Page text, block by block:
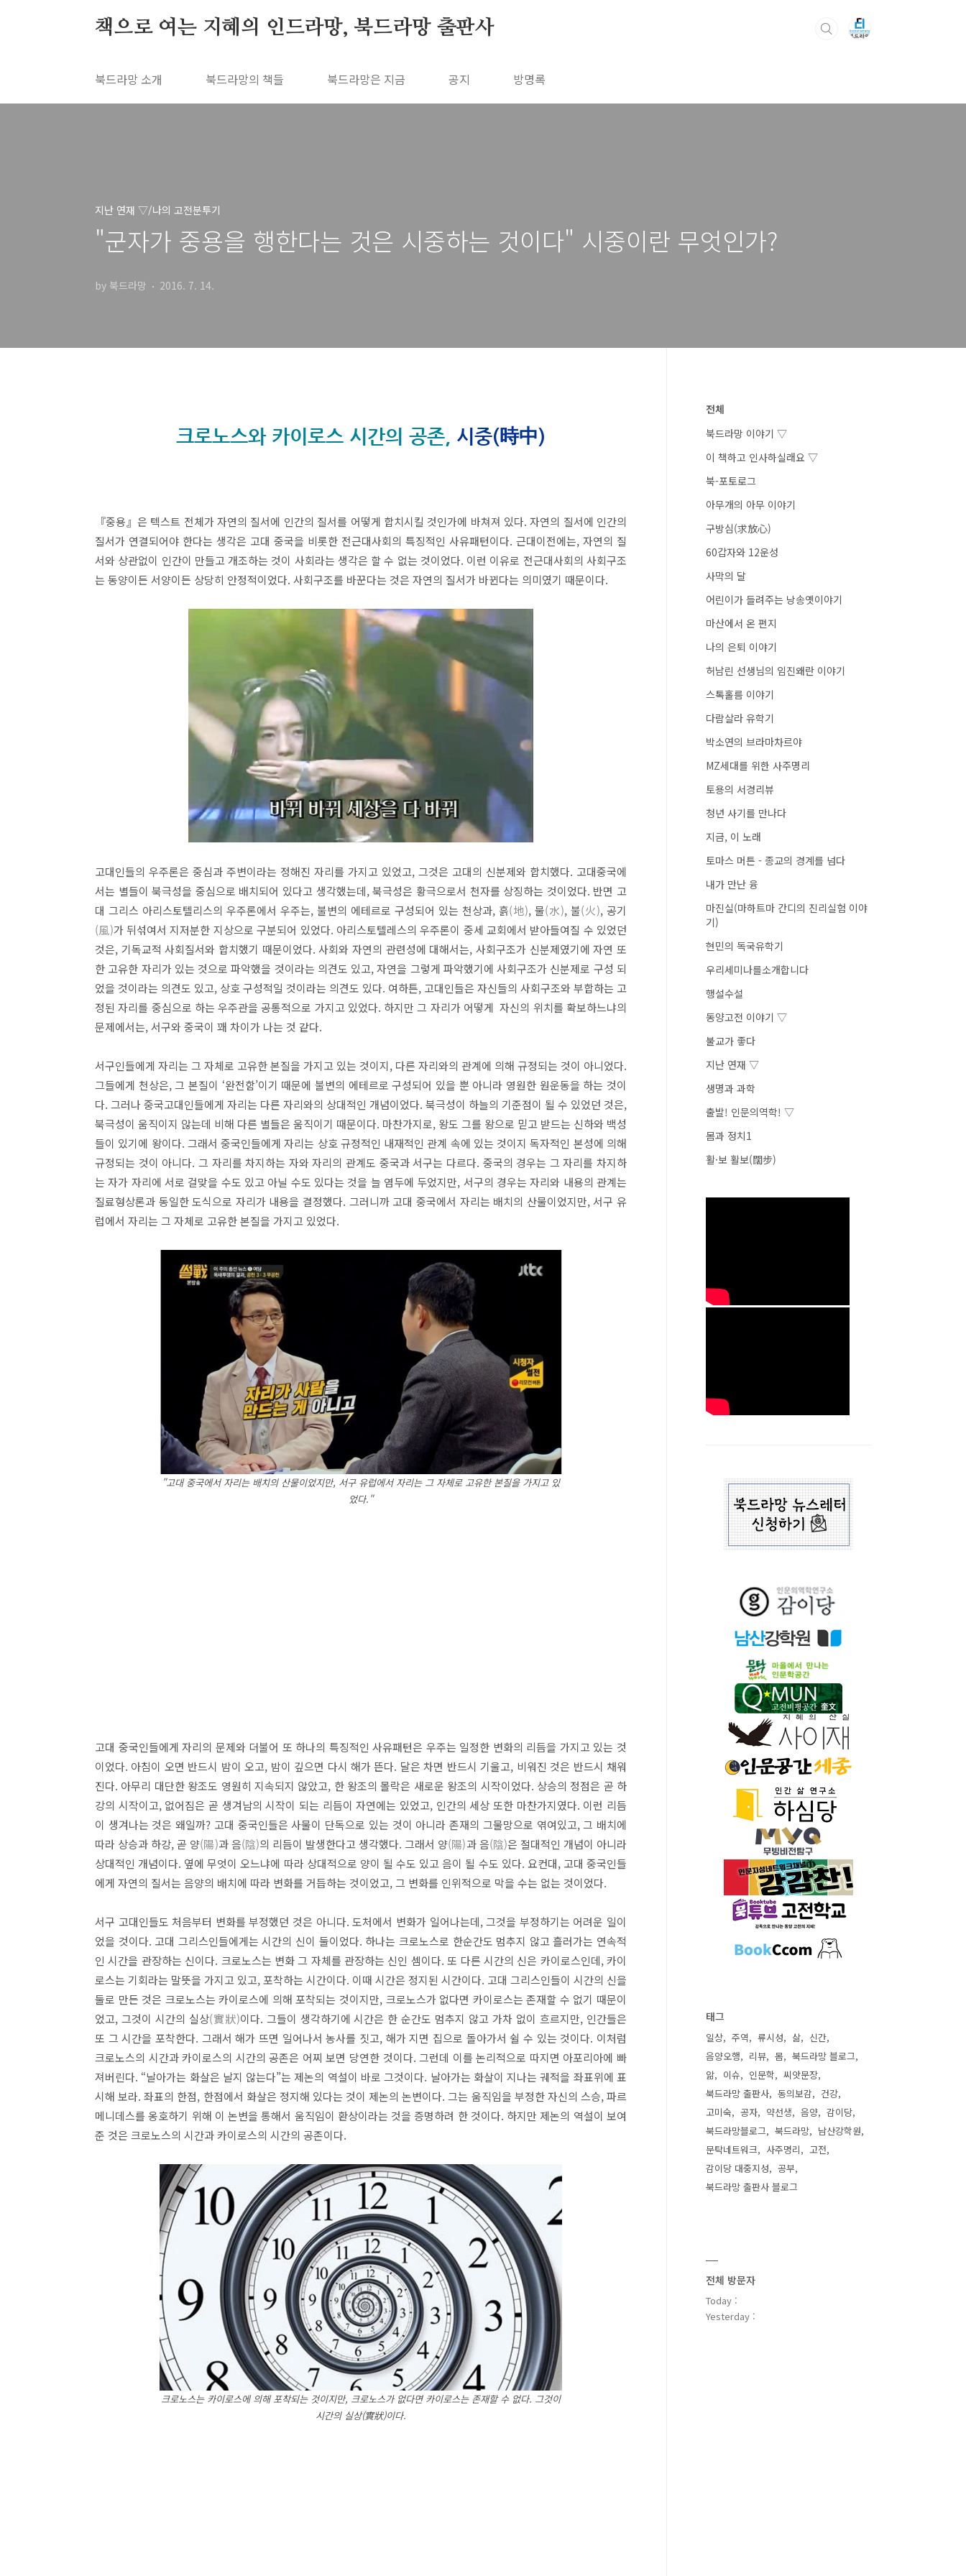
책으로 여는 지혜의 인드라망, 북드라망 출판사
북드라망 소개 북드라망의 책들 북드라망은 지금 공지 방명록
지난 연재 ▽/나의 고전분투기
"군자가 중용을 행한다는 것은 시중하는 것이다" 시중이란 무엇인가?
by 북드라망 2016. 7. 14.
크로노스와 카이로스 시간의 공존, 시중(時中)
『중용』은 텍스트 전체가 자연의 질서에 인간의 질서를 어떻게 합치시킬 것인가에 바쳐져 있다. 자연의 질서에 인간의
질서가 연결되어야 한다는 생각은 고대 중국을 비롯한 전근대사회의 특징적인 사유패턴이다. 근대이전에는, 자연의 질
서와 상관없이 인간이 만들고 개조하는 것이 사회라는 생각은 할 수 없는 것이었다. 이런 이유로 전근대사회의 사회구조
는 동양이든 서양이든 상당히 안정적이었다. 사회구조를 바꾼다는 것은 자연의 질서가 바뀐다는 의미였기 때문이다.
고대인들의 우주론은 중심과 주변이라는 정해진 자리를 가지고 있었고, 그것은 고대의 신분제와 합치했다. 고대중국에
서는 별들이 북극성을 중심으로 배치되어 있다고 생각했는데, 북극성은 황극으로서 천자를 상징하는 것이었다. 반면 고
대 그리스 아리스토텔리스의 우주론에서 우주는, 불변의 에테르로 구성되어 있는 천상과, 흙(地), 물(水), 불(火), 공기
(風)가 뒤섞여서 지저분한 지상으로 구분되어 있었다. 아리스토텔레스의 우주론이 중세 교회에서 받아들여질 수 있었던
것은, 기독교적 사회질서와 합치했기 때문이었다. 사회와 자연의 관련성에 대해서는, 사회구조가 신분제였기에 자연 또
한 고유한 자리가 있는 것으로 파악했을 것이라는 의견도 있고, 자연을 그렇게 파악했기에 사회구조가 신분제로 구성 되
었을 것이라는 의견도 있고, 상호 구성적일 것이라는 의견도 있다. 여하튼, 고대인들은 자신들의 사회구조와 부합하는 고
정된 자리를 중심으로 하는 우주관을 공통적으로 가지고 있었다. 하지만 그 자리가 어떻게 자신의 위치를 확보하느냐의
문제에서는, 서구와 중국이 꽤 차이가 나는 것 같다.
서구인들에게 자리는 그 자체로 고유한 본질을 가지고 있는 것이지, 다른 자리와의 관계에 의해 규정되는 것이 아니었다.
그들에게 천상은, 그 본질이 ‘완전함’이기 때문에 불변의 에테르로 구성되어 있을 뿐 아니라 영원한 원운동을 하는 것이
다. 그러나 중국고대인들에게 자리는 다른 자리와의 상대적인 개념이었다. 북극성이 하늘의 기준점이 될 수 있었던 것은,
북극성이 움직이지 않는데 비해 다른 별들은 움직이기 때문이다. 마찬가지로, 왕도 그를 왕으로 믿고 받드는 신하와 백성
들이 있기에 왕이다. 그래서 중국인들에게 자리는 상호 규정적인 내재적인 관계 속에 있는 것이지 독자적인 본성에 의해
규정되는 것이 아니다. 그 자리를 차지하는 자와 자리의 관계도 중국과 서구는 다르다. 중국의 경우는 그 자리를 차지하
는 자가 자리에 서로 걸맞을 수도 있고 아닐 수도 있다는 것을 늘 염두에 두었지만, 서구의 경우는 자리와 내용의 관계는
질료형상론과 동일한 도식으로 자리가 내용을 결정했다. 그러니까 고대 중국에서 자리는 배치의 산물이었지만, 서구 유
럽에서 자리는 그 자체로 고유한 본질을 가지고 있었다.
"고대 중국에서 자리는 배치의 산물이었지만, 서구 유럽에서 자리는 그 자체로 고유한 본질을 가지고 있
었다."
고대 중국인들에게 자리의 문제와 더불어 또 하나의 특징적인 사유패턴은 우주는 일정한 변화의 리듬을 가지고 있는 것
이었다. 아침이 오면 반드시 밤이 오고, 밤이 깊으면 다시 해가 뜬다. 달은 차면 반드시 기울고, 비워진 것은 반드시 채워
진다. 아무리 대단한 왕조도 영원히 지속되지 않았고, 한 왕조의 몰락은 새로운 왕조의 시작이었다. 상승의 정점은 곧 하
강의 시작이고, 없어짐은 곧 생겨남의 시작이 되는 리듬이 자연에는 있었고, 인간의 세상 또한 마찬가지였다. 이런 리듬
이 생겨나는 것은 왜일까? 고대 중국인들은 사물이 단독으로 있는 것이 아니라 존재의 그물망으로 엮여있고, 그 배치에
따라 상승과 하강, 곧 양(陽)과 음(陰)의 리듬이 발생한다고 생각했다. 그래서 양(陽)과 음(陰)은 절대적인 개념이 아니라
상대적인 개념이다. 옆에 무엇이 오느냐에 따라 상대적으로 양이 될 수도 있고 음이 될 수도 있다. 요컨대, 고대 중국인들
에게 자연의 질서는 음양의 배치에 따라 변화를 거듭하는 것이었고, 그 변화를 인위적으로 막을 수는 없는 것이었다.
서구 고대인들도 처음부터 변화를 부정했던 것은 아니다. 도처에서 변화가 일어나는데, 그것을 부정하기는 어려운 일이
었을 것이다. 고대 그리스인들에게는 시간의 신이 둘이었다. 하나는 크로노스로 한순간도 멈추지 않고 흘러가는 연속적
인 시간을 관장하는 신이다. 크로노스는 변화 그 자체를 관장하는 신인 셈이다. 또 다른 시간의 신은 카이로스인데, 카이
로스는 기회라는 말뜻을 가지고 있고, 포착하는 시간이다. 이때 시간은 정지된 시간이다. 고대 그리스인들이 시간의 신을
둘로 만든 것은 크로노스는 카이로스에 의해 포착되는 것이지만, 크로노스가 없다면 카이로스는 존재할 수 없기 때문이
었고, 그것이 시간의 실상(實狀)이다. 그들이 생각하기에 시간은 한 순간도 멈추지 않고 가차 없이 흐르지만, 인간들은
또 그 시간을 포착한다. 그래서 해가 뜨면 일어나서 농사를 짓고, 해가 지면 집으로 돌아가서 쉴 수 있는 것이다. 이처럼
크로노스의 시간과 카이로스의 시간의 공존은 어찌 보면 당연한 것이다. 그런데 이를 논리적으로 따지면 아포리아에 빠
져버린다. “날아가는 화살은 날지 않는다”는 제논의 역설이 바로 그것이다. 날아가는 화살이 지나는 궤적을 좌표위에 표
시해 보라. 좌표의 한점, 한점에서 화살은 정지해 있다는 것이 제논의 논변이다. 그는 움직임을 부정한 자신의 스승, 파르
메니데스를 옹호하기 위해 이 논변을 통해서 움직임이 환상이라는 것을 증명하려 한 것이다. 하지만 제논의 역설이 보여
준 것은 크로노스의 시간과 카이로스의 시간의 공존이다.
크로노스는 카이로스에 의해 포착되는 것이지만, 크로노스가 없다면 카이로스는 존재할 수 없다. 그것이
시간의 실상(實狀)이다.
전체
북드라망 이야기 ▽
이 책하고 인사하실래요 ▽
북-포토로그
아무개의 아무 이야기
구방심(求放心)
60갑자와 12운성
사막의 달
어린이가 들려주는 낭송옛이야기
마산에서 온 편지
나의 은퇴 이야기
허남린 선생님의 임진왜란 이야기
스톡홀름 이야기
다람살라 유학기
박소연의 브라마차르야
MZ세대를 위한 사주명리
토용의 서경리뷰
청년 사기를 만나다
지금, 이 노래
토마스 머튼 - 종교의 경계를 넘다
내가 만난 융
마진실(마하트마 간디의 진리실험 이야
기)
현민의 독국유학기
우리세미나를소개합니다
행설수설
동양고전 이야기 ▽
불교가 좋다
지난 연재 ▽
생명과 과학
출발! 인문의역학! ▽
몸과 정치1
활·보 활보(闊步)
태그
일상 주역 류시성 삶
신간
음양오행
리뷰 몸
북드라망 블로그
앎
이슈 인문학
씨앗문장
북드라망 출판사
동의보감
건강
고미숙
공자 약선생 음양
감이당
북드라망블로그
북드라망
남산강학원
문탁네트워크
사주명리
고전
감이당 대중지성
공부
북드라망 출판사 블로그
전체 방문자
Today :
Yesterday :